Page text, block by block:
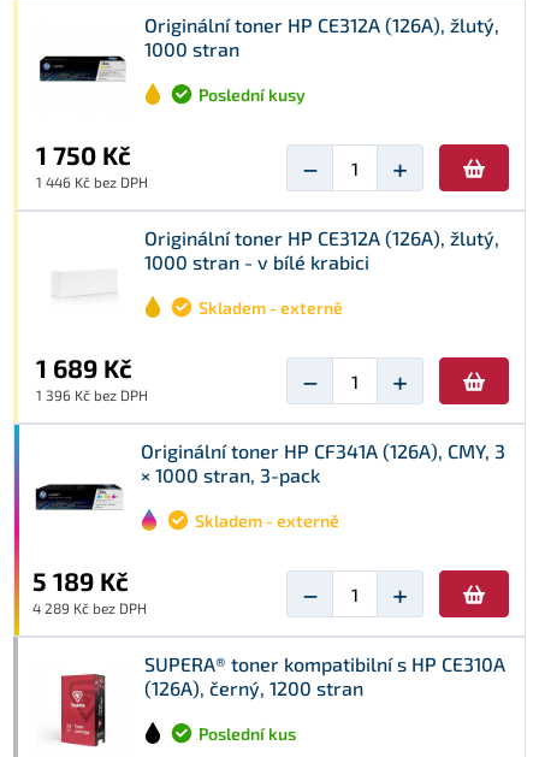
Originální toner HP CE312A (126A), žlutý,
1000 stran
Poslední kusy
1 750 Kč
1 446 Kč bez DPH − +
Originální toner HP CE312A (126A), žlutý,
1000 stran - v bílé krabici
Skladem - externě
1 689 Kč
1 396 Kč bez DPH − +
Originální toner HP CF341A (126A), CMY, 3
× 1000 stran, 3-pack
Skladem - externě
5 189 Kč
4 289 Kč bez DPH − +
SUPERA® toner kompatibilní s HP CE310A
(126A), černý, 1200 stran
Poslední kus